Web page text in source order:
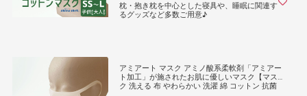
枕・抱き枕を中心とした寝具や、睡眠に関連す
るグッズなど多数ご用意♪
アミアート マスク アミノ酸系柔軟剤「アミアー
ト加工」が施されたお肌に優しいマスク【マス
ク 洗える 布 やわらかい 洗濯 綿 コットン 抗菌